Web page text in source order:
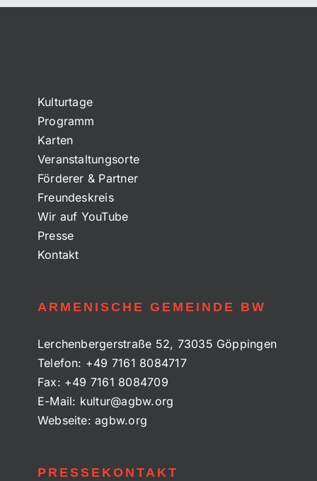
Kulturtage
Programm
Karten
Veranstaltungsorte
Förderer & Partner
Freundeskreis
Wir auf YouTube
Presse
Kontakt
ARMENISCHE GEMEINDE BW
Lerchenbergerstraße 52, 73035 Göppingen
Telefon: +49 7161 8084717
Fax: +49 7161 8084709
E-Mail: kultur@agbw.org
Webseite:agbw.org
PRESSEKONTAKT